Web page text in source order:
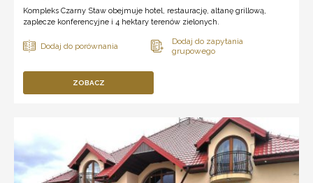
Kompleks Czarny Staw obejmuje hotel, restaurację, altanę grillową,
zaplecze konferencyjne i 4 hektary terenów zielonych.
ZOBACZ